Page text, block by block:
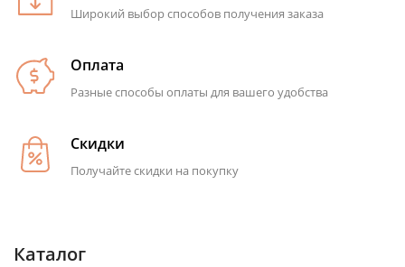
Широкий выбор способов получения заказа
Оплата
Разные способы оплаты для вашего удобства
Скидки
Получайте скидки на покупку
Каталог